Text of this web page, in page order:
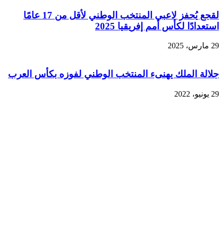
لقجع يُحفز لاعبي المنتخب الوطني لأقل من 17 عامًا
استعدادًا لكأس أمم إفريقيا 2025
29 مارس، 2025
جلالة الملك يهنىء المنتخب الوطني لفوزه بكأس العرب
29 يونيو، 2022